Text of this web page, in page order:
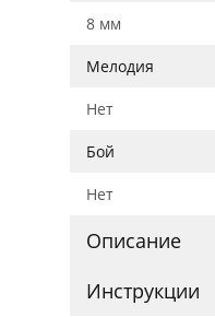
8 мм
Мелодия
Нет
Бой
Нет
Описание
Инструкции